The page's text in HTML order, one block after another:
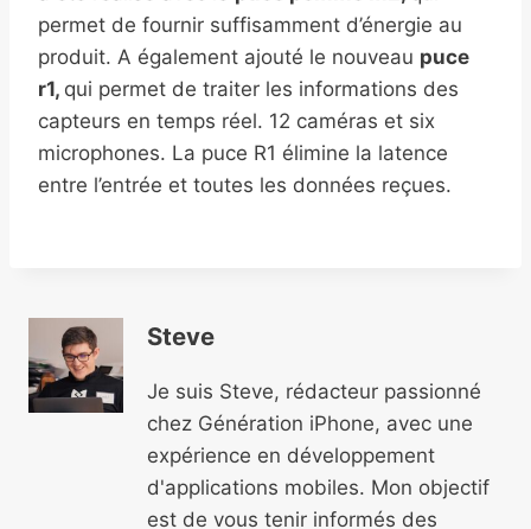
permet de fournir suffisamment d’énergie au
produit. A également ajouté le nouveau puce
r1, qui permet de traiter les informations des
capteurs en temps réel. 12 caméras et six
microphones. La puce R1 élimine la latence
entre l’entrée et toutes les données reçues.
Steve
Je suis Steve, rédacteur passionné
chez Génération iPhone, avec une
expérience en développement
d'applications mobiles. Mon objectif
est de vous tenir informés des